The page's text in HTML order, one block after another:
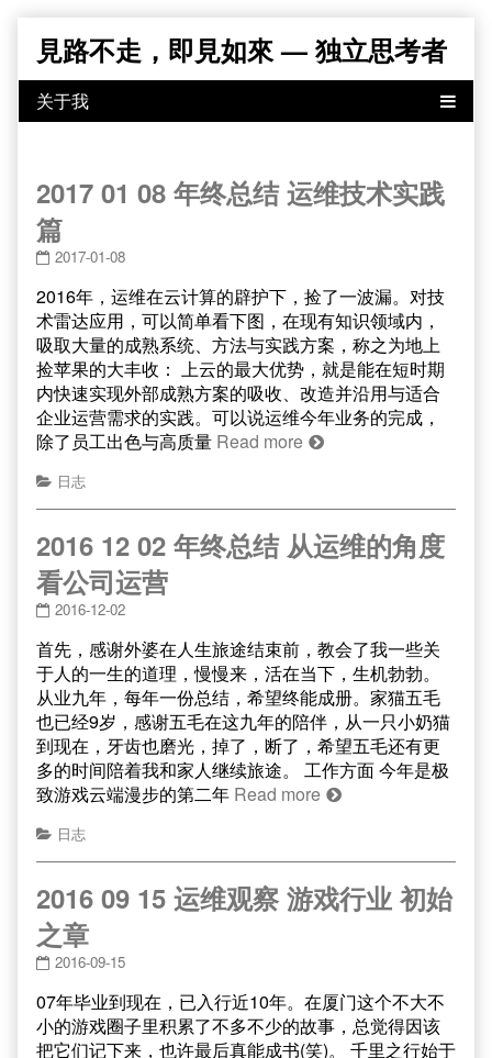
content
見路不走，即見如來 — 独立思考者
2017 01 08 年终总结 运维技术实践
篇
2017-01-08
2016年，运维在云计算的辟护下，捡了一波漏。对技
术雷达应用，可以简单看下图，在现有知识领域内，
吸取大量的成熟系统、方法与实践方案，称之为地上
捡苹果的大丰收： 上云的最大优势，就是能在短时期
内快速实现外部成熟方案的吸收、改造并沿用与适合
企业运营需求的实践。可以说运维今年业务的完成，
除了员工出色与高质量 Read more
日志
2016 12 02 年终总结 从运维的角度
看公司运营
2016-12-02
首先，感谢外婆在人生旅途结束前，教会了我一些关
于人的一生的道理，慢慢来，活在当下，生机勃勃。
从业九年，每年一份总结，希望终能成册。家猫五毛
也已经9岁，感谢五毛在这九年的陪伴，从一只小奶猫
到现在，牙齿也磨光，掉了，断了，希望五毛还有更
多的时间陪着我和家人继续旅途。 工作方面 今年是极
致游戏云端漫步的第二年 Read more
日志
2016 09 15 运维观察 游戏行业 初始
之章
2016-09-15
07年毕业到现在，已入行近10年。在厦门这个不大不
小的游戏圈子里积累了不多不少的故事，总觉得因该
把它们记下来，也许最后真能成书(笑)。 千里之行始于